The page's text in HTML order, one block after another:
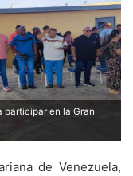
participar en la Gran
de Venezuela,